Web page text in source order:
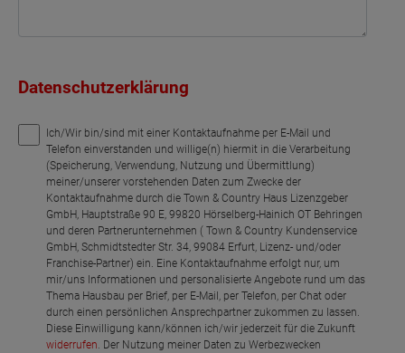
Datenschutzerklärung
Ich/Wir bin/sind mit einer Kontaktaufnahme per E-Mail und
Telefon einverstanden und willige(n) hiermit in die Verarbeitung
(Speicherung, Verwendung, Nutzung und Übermittlung)
meiner/unserer vorstehenden Daten zum Zwecke der
Kontaktaufnahme durch die Town & Country Haus Lizenzgeber
GmbH, Hauptstraße 90 E, 99820 Hörselberg-Hainich OT Behringen
und deren Partnerunternehmen ( Town & Country Kundenservice
GmbH, Schmidtstedter Str. 34, 99084 Erfurt, Lizenz- und/oder
Franchise-Partner) ein. Eine Kontaktaufnahme erfolgt nur, um
mir/uns Informationen und personalisierte Angebote rund um das
Thema Hausbau per Brief, per E-Mail, per Telefon, per Chat oder
durch einen persönlichen Ansprechpartner zukommen zu lassen.
Diese Einwilligung kann/können ich/wir jederzeit für die Zukunft
widerrufen. Der Nutzung meiner Daten zu Werbezwecken